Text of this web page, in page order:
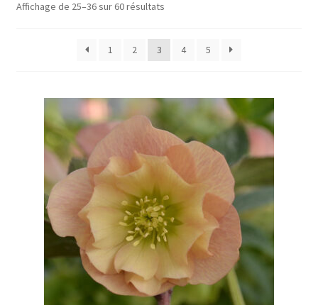
Affichage de 25–36 sur 60 résultats
1 2 3 4 5